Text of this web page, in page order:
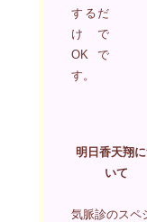
するだ
けで
OKで
す。
明日香天翔
いて
気脈診のスペ